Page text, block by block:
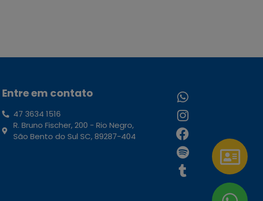
Entre em contato
47 3634 1516
R. Bruno Fischer, 200 - Rio Negro,
São Bento do Sul SC, 89287-404